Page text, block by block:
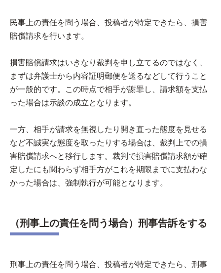
民事上の責任を問う場合、投稿者が特定できたら、損害
賠償請求を行います。
損害賠償請求はいきなり裁判を申し立てるのではなく、
まずは弁護士から内容証明郵便を送るなどして行うこと
が一般的です。この時点で相手が謝罪し、請求額を支払
った場合は示談の成立となります。
一方、相手が請求を無視したり開き直った態度を見せる
など不誠実な態度を取ったりする場合は、裁判上での損
害賠償請求へと移行します。裁判で損害賠償請求額が確
定したにも関わらず相手方がこれを期限までに支払わな
かった場合は、強制執行が可能となります。
（刑事上の責任を問う場合）刑事告訴をする
刑事上の責任を問う場合、投稿者が特定できたら、刑事